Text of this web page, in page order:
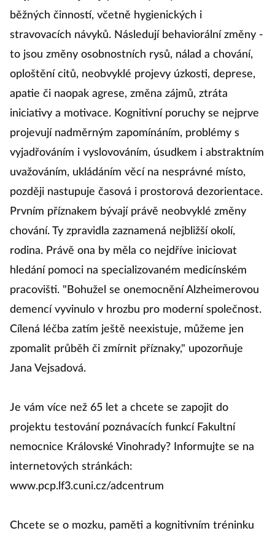
běžných činností, včetně hygienických i
stravovacích návyků. Následují behaviorální změny -
to jsou změny osobnostních rysů, nálad a chování,
oploštění citů, neobvyklé projevy úzkosti, deprese,
apatie či naopak agrese, změna zájmů, ztráta
iniciativy a motivace. Kognitivní poruchy se nejprve
projevují nadměrným zapomínáním, problémy s
vyjadřováním i vyslovováním, úsudkem i abstraktním
uvažováním, ukládáním věcí na nesprávné místo,
později nastupuje časová i prostorová dezorientace.
Prvním příznakem bývají právě neobvyklé změny
chování. Ty zpravidla zaznamená nejbližší okolí,
rodina. Právě ona by měla co nejdříve iniciovat
hledání pomoci na specializovaném medicínském
pracovišti. "Bohužel se onemocnění Alzheimerovou
demencí vyvinulo v hrozbu pro moderní společnost.
Cílená léčba zatím ještě neexistuje, můžeme jen
zpomalit průběh či zmírnit příznaky," upozorňuje
Jana Vejsadová.
Je vám více než 65 let a chcete se zapojit do
projektu testování poznávacích funkcí Fakultní
nemocnice Královské Vinohrady? Informujte se na
internetových stránkách:
www.pcp.lf3.cuni.cz/adcentrum
Chcete se o mozku, paměti a kognitivním tréninku